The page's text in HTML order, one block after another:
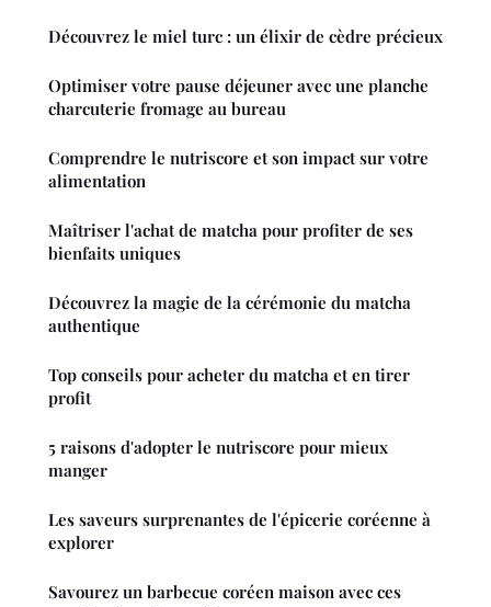
Découvrez le miel turc : un élixir de cèdre précieux
Optimiser votre pause déjeuner avec une planche
charcuterie fromage au bureau
Comprendre le nutriscore et son impact sur votre
alimentation
Maîtriser l'achat de matcha pour profiter de ses
bienfaits uniques
Découvrez la magie de la cérémonie du matcha
authentique
Top conseils pour acheter du matcha et en tirer
profit
5 raisons d'adopter le nutriscore pour mieux
manger
Les saveurs surprenantes de l'épicerie coréenne à
explorer
Savourez un barbecue coréen maison avec ces